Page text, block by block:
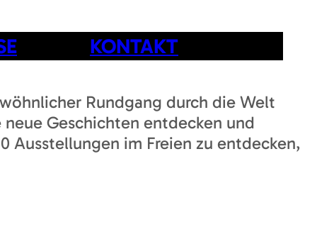
KONTAKT
Rundgang durch die Welt
neue Geschichten entdecken und
Ausstellungen im Freien zu entdecken,